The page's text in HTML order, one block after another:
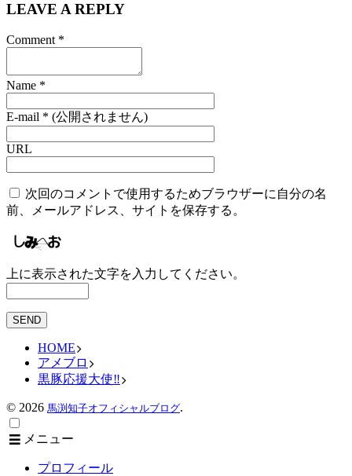
LEAVE A REPLY
Comment *
Name *
E-mail * (公開されません)
URL
次回のコメントで使用するためブラウザーに自分の名
前、メールアドレス、サイトを保存する。
上に表示された文字を入力してください。
HOME
アメブロ
黒豚応援大使‼︎
© 2026 馬渕知子オフィシャルブログ.
メニュー
プロフィール